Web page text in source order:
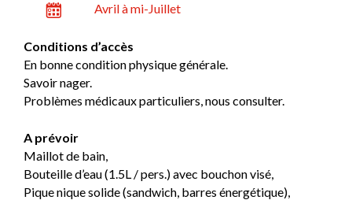
Avril à mi-Juillet
Conditions d’accès
En bonne condition physique générale.
Savoir nager.
Problèmes médicaux particuliers, nous consulter.
A prévoir
Maillot de bain,
Bouteille d’eau (1.5L / pers.) avec bouchon visé,
Pique nique solide (sandwich, barres énergétique),